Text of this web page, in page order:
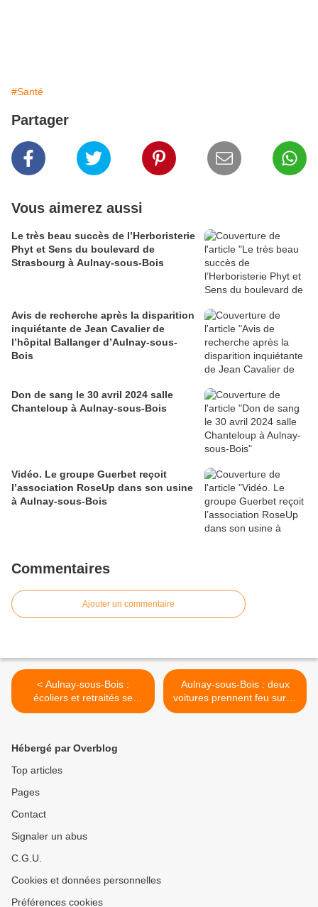
#Santé
Partager
Vous aimerez aussi
Le très beau succès de l’Herboristerie
Phyt et Sens du boulevard de
Strasbourg à Aulnay-sous-Bois
Avis de recherche après la disparition
inquiétante de Jean Cavalier de
l’hôpital Ballanger d’Aulnay-sous-
Bois
Don de sang le 30 avril 2024 salle
Chanteloup à Aulnay-sous-Bois
Vidéo. Le groupe Guerbet reçoit
l’association RoseUp dans son usine
à Aulnay-sous-Bois
Commentaires
Ajouter un commentaire
< Aulnay-sous-Bois :
écoliers et retraités se
partagent la scène grâce au
Aulnay-sous-Bois : deux
voitures prennent feu sur le
parking de l'école du Bourg
Hébergé par Overblog
Top articles
Pages
Contact
Signaler un abus
C.G.U.
Cookies et données personnelles
Préférences cookies